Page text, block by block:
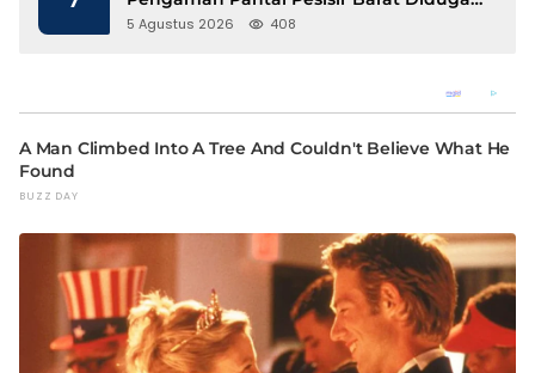
Gunakan Besi Banci
5 Agustus 2026 408